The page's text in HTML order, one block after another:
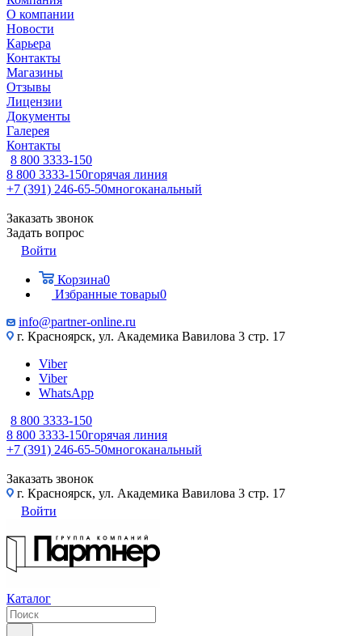
О компании
Новости
Карьера
Контакты
Магазины
Отзывы
Лицензии
Документы
Галерея
Контакты
8 800 3333-150
8 800 3333-150горячая линия
+7 (391) 246-65-50многоканальный
Заказать звонок
Задать вопрос
Войти
Корзина0
Избранные товары0
info@partner-online.ru
г. Красноярск, ул. Академика Вавилова 3 стр. 17
Viber
Viber
WhatsApp
8 800 3333-150
8 800 3333-150горячая линия
+7 (391) 246-65-50многоканальный
Заказать звонок
г. Красноярск, ул. Академика Вавилова 3 стр. 17
Войти
Каталог